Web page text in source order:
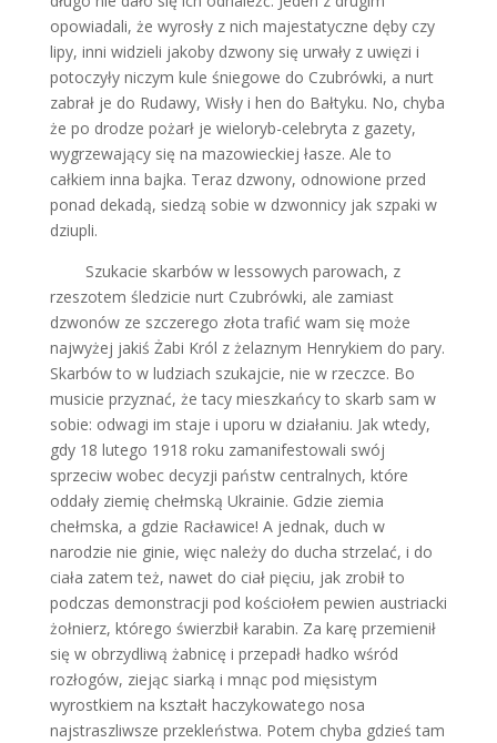
opowiadali, że wyrosły z nich majestatyczne dęby czy
lipy, inni widzieli jakoby dzwony się urwały z uwięzi i
potoczyły niczym kule śniegowe do Czubrówki, a nurt
zabrał je do Rudawy, Wisły i hen do Bałtyku. No, chyba
że po drodze pożarł je wieloryb-celebryta z gazety,
wygrzewający się na mazowieckiej łasze. Ale to
całkiem inna bajka. Teraz dzwony, odnowione przed
ponad dekadą, siedzą sobie w dzwonnicy jak szpaki w
dziupli.
Szukacie skarbów w lessowych parowach, z
rzeszotem śledzicie nurt Czubrówki, ale zamiast
dzwonów ze szczerego złota trafić wam się może
najwyżej jakiś Żabi Król z żelaznym Henrykiem do pary.
Skarbów to w ludziach szukajcie, nie w rzeczce. Bo
musicie przyznać, że tacy mieszkańcy to skarb sam w
sobie: odwagi im staje i uporu w działaniu. Jak wtedy,
gdy 18 lutego 1918 roku zamanifestowali swój
sprzeciw wobec decyzji państw centralnych, które
oddały ziemię chełmską Ukrainie. Gdzie ziemia
chełmska, a gdzie Racławice! A jednak, duch w
narodzie nie ginie, więc należy do ducha strzelać, i do
ciała zatem też, nawet do ciał pięciu, jak zrobił to
podczas demonstracji pod kościołem pewien austriacki
żołnierz, którego świerzbił karabin. Za karę przemienił
się w obrzydliwą żabnicę i przepadł hadko wśród
rozłogów, ziejąc siarką i mnąc pod mięsistym
wyrostkiem na kształt haczykowatego nosa
najstraszliwsze przekleństwa. Potem chyba gdzieś tam